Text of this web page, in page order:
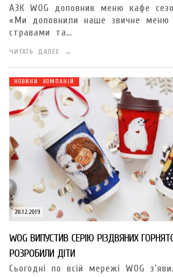
АЗК WOG доповнив меню кафе
«Ми доповнили наше звичне меню
стравами та…
ЧИТАТЬ ДАЛЕЕ →
20.12.2019
НОВИНИ КОМПАНІЙ
WOG ВИПУСТИВ СЕРІЮ РІЗДВЯНИХ
РОЗРОБИЛИ ДІТИ
Сьогодні по всій мережі WOG